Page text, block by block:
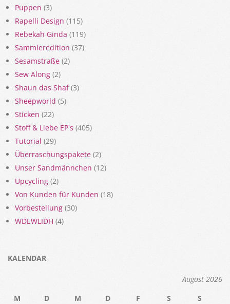
Puppen (3)
Rapelli Design (115)
Rebekah Ginda (119)
Sammleredition (37)
Sesamstraße (2)
Sew Along (2)
Shaun das Shaf(3)
Sheepworld (5)
Sticken (22)
Stoff & Liebe EP's (405)
Tutorial (29)
Überraschungspakete (2)
Unser Sandmännchen (12)
Upcycling (2)
Von Kunden für Kunden (18)
Vorbestellung (30)
WDEWLIDH (4)
KALENDAR
August 2026
M
D M D F S
S